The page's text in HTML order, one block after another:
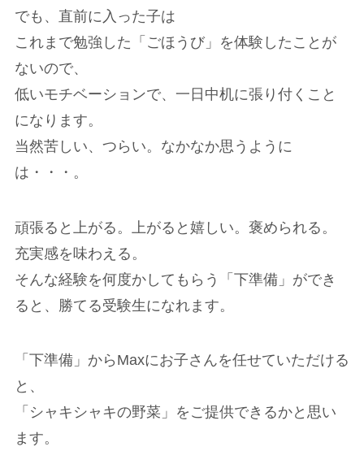
でも、直前に入った子は
これまで勉強した「ごほうび」を体験したことが
ないので、
低いモチベーションで、一日中机に張り付くこと
になります。
当然苦しい、つらい。なかなか思うように
は・・・。
頑張ると上がる。上がると嬉しい。褒められる。
充実感を味わえる。
そんな経験を何度かしてもらう「下準備」ができ
ると、勝てる受験生になれます。
「下準備」からMaxにお子さんを任せていただける
と、
「シャキシャキの野菜」をご提供できるかと思い
ます。